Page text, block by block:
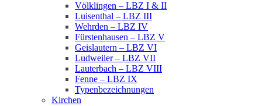
Völklingen – LBZ I & II
Luisenthal – LBZ III
Wehrden – LBZ IV
Fürstenhausen – LBZ V
Geislautern – LBZ VI
Ludweiler – LBZ VII
Lauterbach – LBZ VIII
Fenne – LBZ IX
Typenbezeichnungen
Kirchen